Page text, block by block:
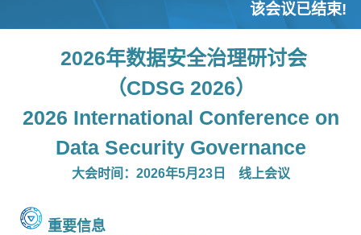
该会议已结束!
2026年数据安全治理研讨会
（CDSG 2026）
2026 International Conference on
Data Security Governance
大会时间：2026年5月23日 线上会议
重要信息